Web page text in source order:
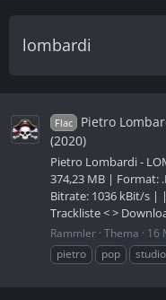
lombardi
Flac
Pietro
(2020)
Pietro Lombardi -
374,23 MB | Format:
Bitrate: 1036 kBit/s |
Trackliste < >
Rammler Thema 16
pietro
pop